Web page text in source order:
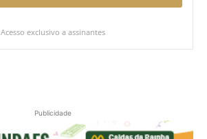
Acesso exclusivo a assinantes
Publicidade